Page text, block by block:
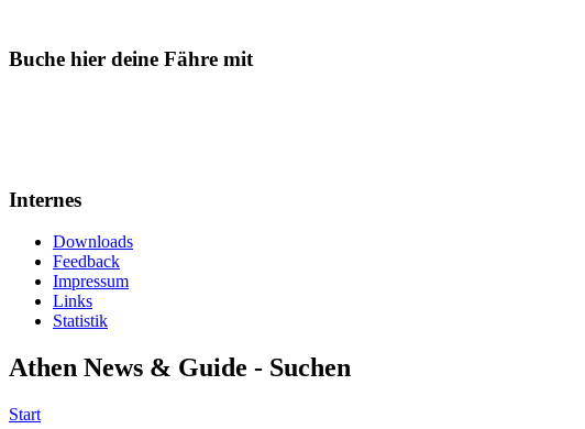
Buche hier deine Fähre mit
Internes
Downloads
Feedback
Impressum
Links
Statistik
Athen News & Guide - Suchen
Start